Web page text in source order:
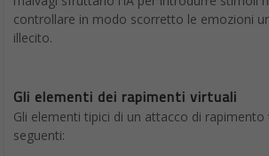
controllare in modo scorretto le emozioni
illecito.
Gli elementi dei rapimenti virtuali
Gli elementi tipici di un attacco di rapimento
seguenti: